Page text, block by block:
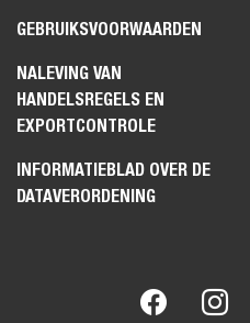
GEBRUIKSVOORWAARDEN
NALEVING VAN
HANDELSREGELS EN
EXPORTCONTROLE
INFORMATIEBLAD OVER DE
DATAVERORDENING